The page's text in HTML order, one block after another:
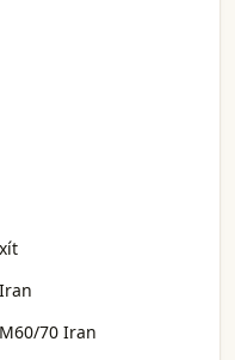
70 Iran